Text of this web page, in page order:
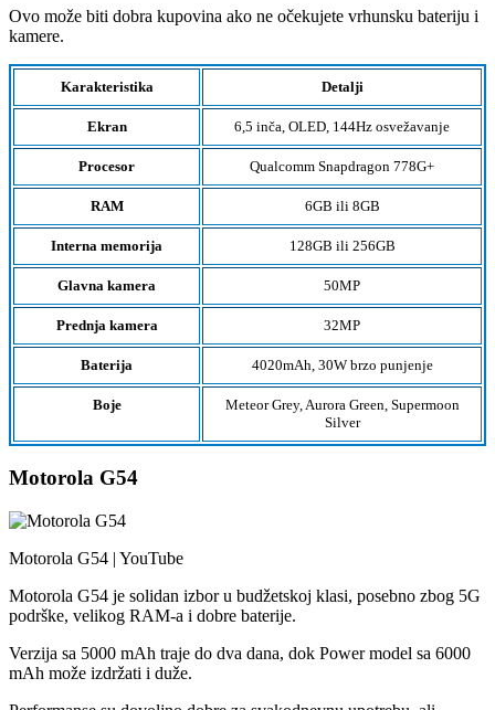
Ovo može biti dobra kupovina ako ne očekujete vrhunsku bateriju i
kamere.
Karakteristika Detalji
Ekran 6,5 inča, OLED, 144Hz osvežavanje
Procesor Qualcomm Snapdragon 778G+
RAM 6GB ili 8GB
Interna memorija 128GB ili 256GB
Glavna kamera 50MP
Prednja kamera 32MP
Baterija 4020mAh, 30W brzo punjenje
Boje
Meteor Grey, Aurora Green, Supermoon
Silver
Motorola G54
Motorola G54 | YouTube
Motorola G54 je solidan izbor u budžetskoj klasi, posebno zbog 5G
podrške, velikog RAM-a i dobre baterije.
Verzija sa 5000 mAh traje do dva dana, dok Power model sa 6000
mAh može izdržati i duže.